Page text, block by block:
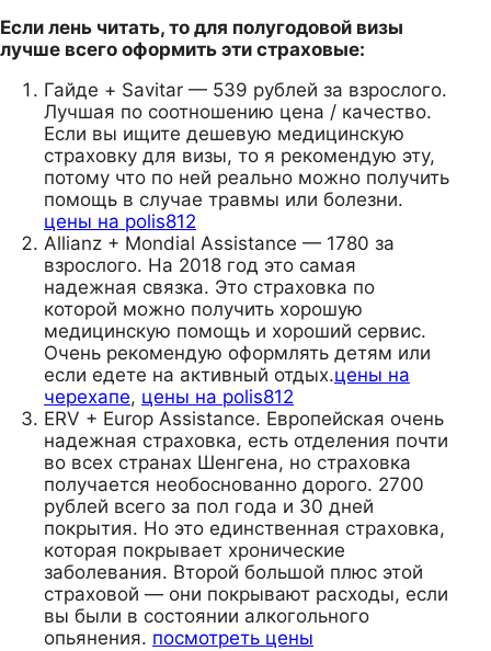
Если лень читать, то для полугодовой визы
лучше всего оформить эти страховые:
Гайде + Savitar — 539 рублей за взрослого.
Лучшая по соотношению цена / качество.
Если вы ищите дешевую медицинскую
страховку для визы, то я рекомендую эту,
потому что по ней реально можно получить
помощь в случае травмы или болезни.
цены на polis812
Allianz + Mondial Assistance — 1780 за
взрослого. На 2018 год это самая
надежная связка. Это страховка по
которой можно получить хорошую
медицинскую помощь и хороший сервис.
Очень рекомендую оформлять детям или
если едете на активный отдых.цены на
черехапе, цены на polis812
ERV + Europ Assistance. Европейская очень
надежная страховка, есть отделения почти
во всех странах Шенгена, но страховка
получается необоснованно дорого. 2700
рублей всего за пол года и 30 дней
покрытия. Но это единственная страховка,
которая покрывает хронические
заболевания. Второй большой плюс этой
страховой — они покрывают расходы, если
вы были в состоянии алкогольного
опьянения. посмотреть цены